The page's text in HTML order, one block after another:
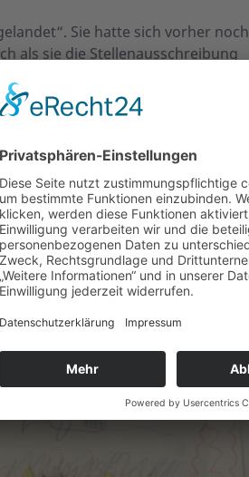
Sie hatte sich vorher noch
als sie die Stellenausschreibung
und das hat sich bestätigt.
dass „unser Thema“ in
sensibilisieren. Ich genieße die
Couleur und die
lieben ehrenamtlichen
ist es eine
zu bringen. Wir arbeiten
wichtig.